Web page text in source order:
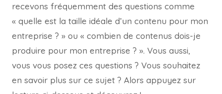
recevons fréquemment des questions comme
« quelle est la taille idéale d’un contenu pour mon
entreprise ? » ou « combien de contenus dois-je
produire pour mon entreprise ? ». Vous aussi,
vous vous posez ces questions ? Vous souhaitez
en savoir plus sur ce sujet ? Alors appuyez sur